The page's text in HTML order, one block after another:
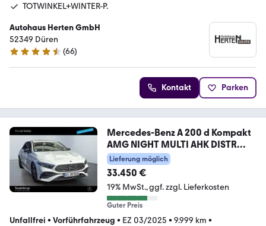
TOTWINKEL+WINTER-P.
Autohaus Herten GmbH
52349 Düren
4.7 Sterne
(66)
Kontakt Parken
Mercedes-Benz A 200 d Kompakt
AMG NIGHT MULTI AHK DISTR
KAMERA
Lieferung möglich
33.450 €
19% MwSt. ggf. zzgl. Lieferkosten
Guter Preis
Unfallfrei • Vorführfahrzeug • EZ 03/2025 • 9.999 km •